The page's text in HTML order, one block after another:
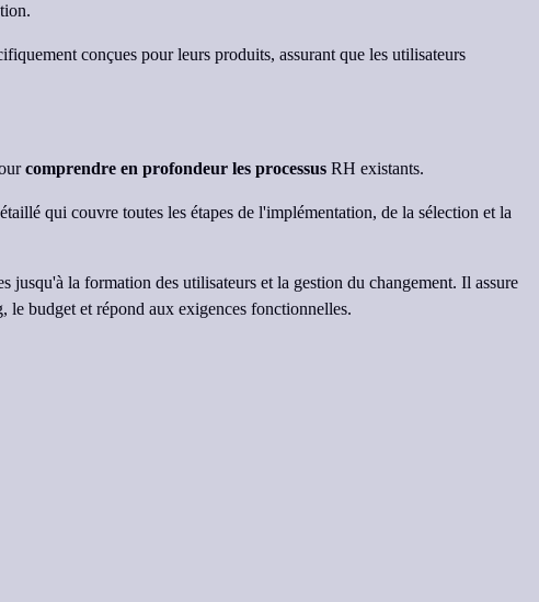
conçues pour leurs produits, assurant que les utilisateurs
comprendre en profondeur les processus RH existants.
qui couvre toutes les étapes de l'implémentation, de la sélection et la
la formation des utilisateurs et la gestion du changement. Il assure
le budget et répond aux exigences fonctionnelles.